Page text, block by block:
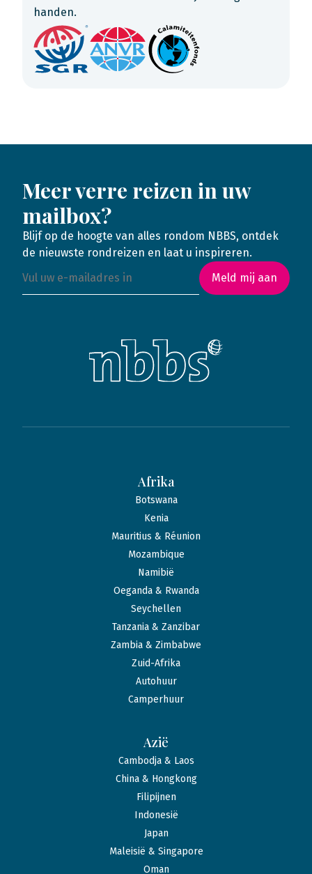
handen.
Meer verre reizen in uw
mailbox?
Blijf op de hoogte van alles rondom NBBS, ontdek
de nieuwste rondreizen en laat u inspireren.
Meld mij aan
Afrika
Botswana
Kenia
Mauritius & Réunion
Mozambique
Namibië
Oeganda & Rwanda
Seychellen
Tanzania & Zanzibar
Zambia & Zimbabwe
Zuid-Afrika
Autohuur
Camperhuur
Azië
Cambodja & Laos
China & Hongkong
Filipijnen
Indonesië
Japan
Maleisië & Singapore
Oman